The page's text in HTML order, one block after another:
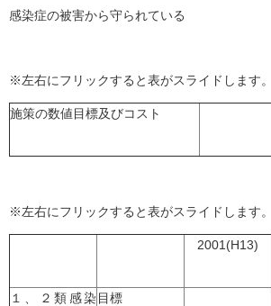
感染症の被害から守られている
※左右にフリックすると表がスライドします。
施策の数値目標及びコスト
※左右にフリックすると表がスライドします。
2001(H13)
１、２類感染 目標